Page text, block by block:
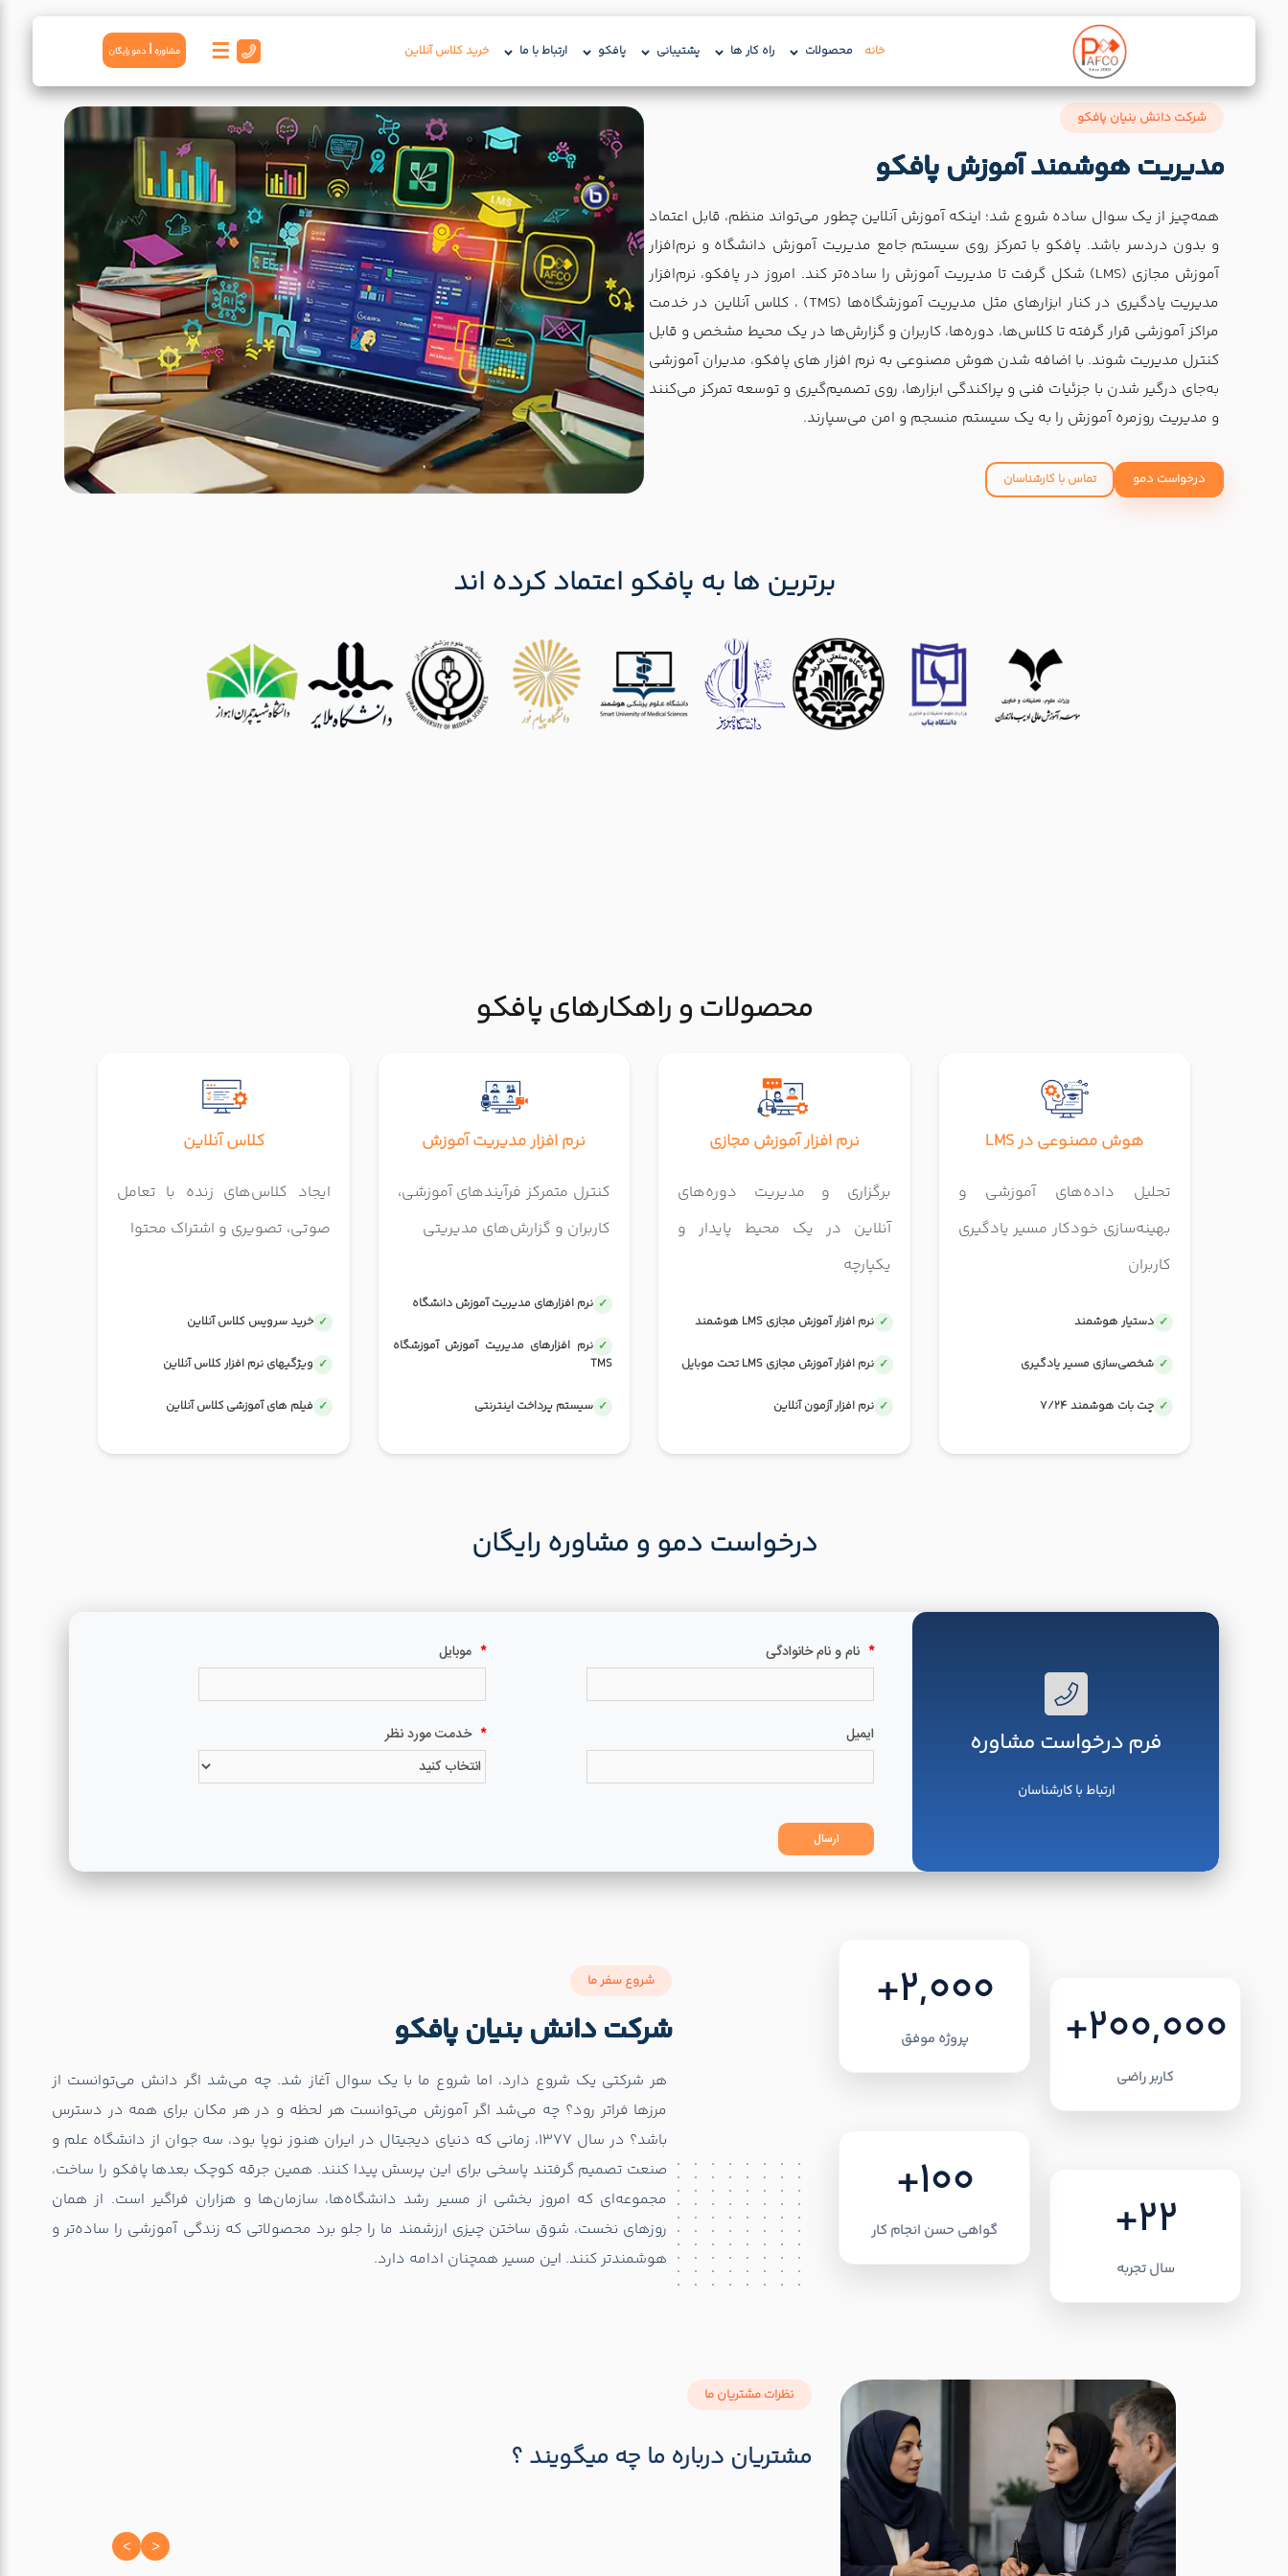
خانه محصولات راه کار ها پشتیبانی پافکو ارتباط با ما خرید کلاس آنلاین مشاوره | دمو رايگان ☰
شرکت دانش بنیان پافکو
مدیریت هوشمند آموزش پافکو
همه‌چیز از یک سوال ساده شروع شد؛ اینکه آموزش آنلاین چطور می‌تواند منظم، قابل اعتماد
و بدون دردسر باشد. پافکو با تمرکز روی سیستم جامع مدیریت آموزش دانشگاه و نرم‌افزار
آموزش مجازی (LMS) شکل گرفت تا مدیریت آموزش را ساده‌تر کند. امروز در پافکو، نرم‌افزار
مدیریت یادگیری در کنار ابزارهای مثل مدیریت آموزشگاه‌ها (TMS) ، کلاس آنلاین در خدمت
مراکز آموزشی قرار گرفته تا کلاس‌ها، دوره‌ها، کاربران و گزارش‌ها در یک محیط مشخص و قابل
کنترل مدیریت شوند. با اضافه شدن هوش مصنوعی به نرم افزار های پافکو، مدیران آموزشی
به‌جای درگیر شدن با جزئیات فنی و پراکندگی ابزارها، روی تصمیم‌گیری و توسعه تمرکز می‌کنند
و مدیریت روزمره آموزش را به یک سیستم منسجم و امن می‌سپارند.
تماس با کارشناسان درخواست دمو
برترین ها به پافکو اعتماد کرده اند
محصولات و راهکارهای پافکو
هوش مصنوعی در LMS
تحلیل داده‌های آموزشی و
بهینه‌سازی خودکار مسیر یادگیری
کاربران
دستیار هوشمند
شخصی‌سازی مسیر یادگیری
چت بات هوشمند 7/24
نرم افزار آموزش مجازی
برگزاری و مدیریت دوره‌های
آنلاین در یک محیط پایدار و
یکپارچه
نرم افزار آموزش مجازی LMS هوشمند
نرم افزار آموزش مجازی LMS تحت موبایل
نرم افزار آزمون آنلاین
نرم افزار مدیریت آموزش
کنترل متمرکز فرآیندهای آموزشی،
کاربران و گزارش‌های مدیریتی
نرم افزارهای مدیریت آموزش دانشگاه
نرم افزارهای مدیریت آموزش آموزشگاه
TMS
سیستم پرداخت اینترنتی
کلاس آنلاین
ایجاد کلاس‌های زنده با تعامل
صوتی، تصویری و اشتراک محتوا
خرید سرویس کلاس آنلاین
ویژگیهای نرم افزار کلاس آنلاین
فیلم های آموزشی کلاس آنلاین
درخواست دمو و مشاوره رایگان
فرم درخواست مشاوره
ارتباط با کارشناسان
+200,000
کاربر راضی
+2,000
پروژه موفق
+22
سال تجربه
+100
گواهی حسن انجام کار
شروع سفر ما
شرکت دانش بنیان پافکو
هر شرکتی یک شروع دارد، اما شروع ما با یک سوال آغاز شد. چه می‌شد اگر دانش می‌توانست از
مرزها فراتر رود؟ چه می‌شد اگر آموزش می‌توانست هر لحظه و در هر مکان برای همه در دسترس
باشد؟ در سال 1377، زمانی که دنیای دیجیتال در ایران هنوز نوپا بود، سه جوان از دانشگاه علم و
صنعت تصمیم گرفتند پاسخی برای این پرسش پیدا کنند. همین جرقه کوچک بعدها پافکو را ساخت،
مجموعه‌ای که امروز بخشی از مسیر رشد دانشگاه‌ها، سازمان‌ها و هزاران فراگیر است. از همان
روزهای نخست، شوق ساختن چیزی ارزشمند ما را جلو برد محصولاتی که زندگی آموزشی را ساده‌تر و
هوشمندتر کنند. این مسیر همچنان ادامه دارد.
نظرات مشتریان ما
مشتریان درباره ما چه میگویند ؟
< >